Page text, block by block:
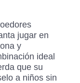
jugar en
y
ideal
que su
a niños sin